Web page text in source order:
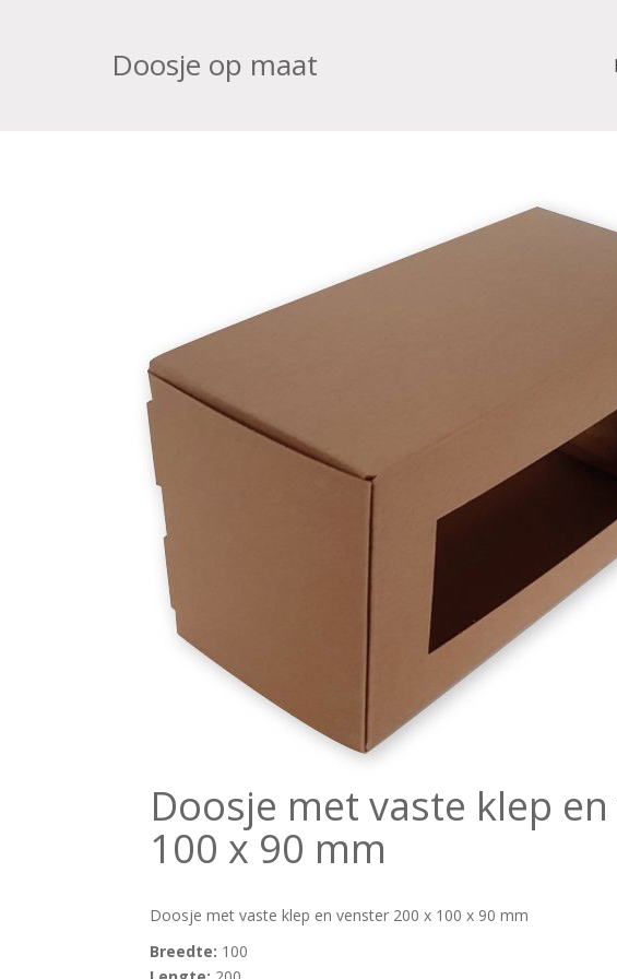
Doosje op maat
Doosje met vaste klep
100 x 90 mm
Doosje met vaste klep en venster 200 x 100 x 90 mm
Breedte: 100